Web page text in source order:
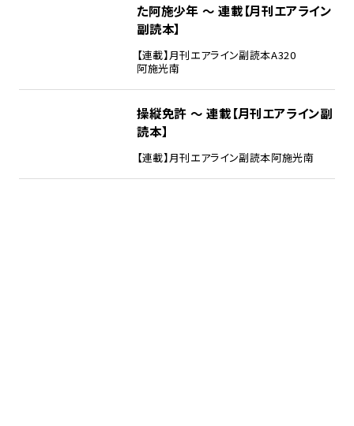
た阿施少年 ～ 連載【月刊エアライン
副読本】
【連載】月刊エアライン副読本A320
阿施光南
操縦免許 ～ 連載【月刊エアライン副
読本】
【連載】月刊エアライン副読本阿施光南